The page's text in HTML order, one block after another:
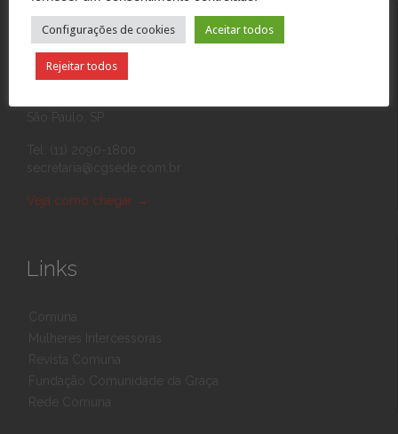
Contato
Rua Eponina, 390
São Paulo, SP
Veja como chegar →
Links
Configurações de cookies Aceitar todos
Rejeitar todos